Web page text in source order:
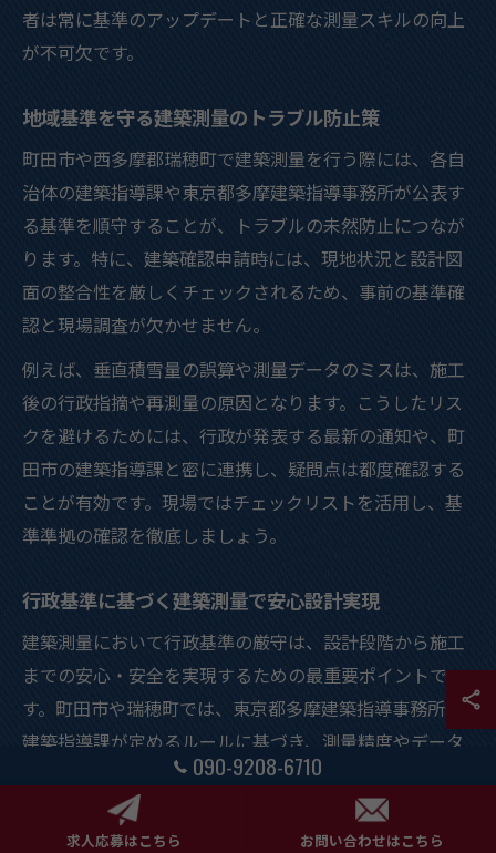
者は常に基準のアップデートと正確な測量スキルの向上
が不可欠です。
地域基準を守る建築測量のトラブル防止策
町田市や西多摩郡瑞穂町で建築測量を行う際には、各自
治体の建築指導課や東京都多摩建築指導事務所が公表す
る基準を順守することが、トラブルの未然防止につなが
ります。特に、建築確認申請時には、現地状況と設計図
面の整合性を厳しくチェックされるため、事前の基準確
認と現場調査が欠かせません。
例えば、垂直積雪量の誤算や測量データのミスは、施工
後の行政指摘や再測量の原因となります。こうしたリス
クを避けるためには、行政が発表する最新の通知や、町
田市の建築指導課と密に連携し、疑問点は都度確認する
ことが有効です。現場ではチェックリストを活用し、基
準準拠の確認を徹底しましょう。
行政基準に基づく建築測量で安心設計実現
建築測量において行政基準の厳守は、設計段階から施工
までの安心・安全を実現するための最重要ポイントで
す。町田市や瑞穂町では、東京都多摩建築指導事務所や
建築指導課が定めるルールに基づき、測量精度やデータ
提出様式が細かく規定されています。これらに対応する
ことで、行政審査での指摘を最小限に抑えられます。
090-9208-6710
求人応募はこちら お問い合わせはこちら